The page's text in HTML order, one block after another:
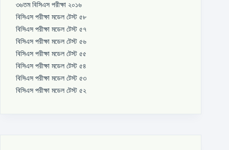
৩৬তম বিসিএস পরীক্ষা ২০১৬
বিসিএস পরীক্ষা মডেল টেস্ট ৫৮
বিসিএস পরীক্ষা মডেল টেস্ট ৫৭
বিসিএস পরীক্ষা মডেল টেস্ট ৫৬
বিসিএস পরীক্ষা মডেল টেস্ট ৫৫
বিসিএস পরীক্ষা মডেল টেস্ট ৫৪
বিসিএস পরীক্ষা মডেল টেস্ট ৫৩
বিসিএস পরীক্ষা মডেল টেস্ট ৫২